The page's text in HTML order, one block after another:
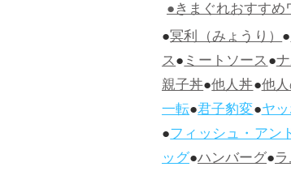
●きまぐれおすすめ
●冥利（みょうり）●
ス●ミートソース●
親子丼●他人丼●他
一転●君子豹変●ヤ
●フィッシュ・アン
ッグ●ハンバーグ●